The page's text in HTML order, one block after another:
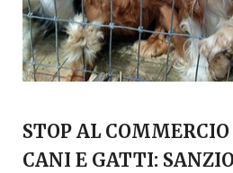
STOP AL
CANI E GATTI: